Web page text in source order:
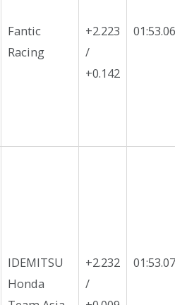
Fantic
Racing
+2.223
/
+0.142
IDEMITSU
Honda
+2.232
/